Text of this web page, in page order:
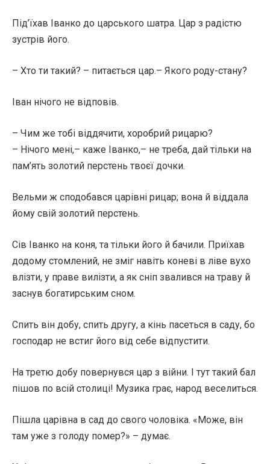
Під’їхав Іванко до царського шатра. Цар з радістю
зустрів його.
– Хто ти такий? – питається цар.– Якого роду-стану?
Іван нічого не відповів.
– Чим же тобі віддячити, хоробрий рицарю?
– Нічого мені,– каже Іванко,– не треба, дай тільки на
пам’ять золотий перстень твоєї дочки.
Вельми ж сподобався царівні рицар; вона й віддала
йому свій золотий перстень.
Сів Іванко на коня, та тільки його й бачили. Приїхав
додому стомлений, не зміг навіть коневі в ліве вухо
влізти, у праве вилізти, а як сніп звалився на траву й
заснув богатирським сном.
Спить він добу, спить другу, а кінь пасеться в саду, бо
господар не встиг його від себе відпустити.
На третю добу повернувся цар з війни. І тут такий бал
пішов по всій столиці! Музика грає, народ веселиться.
Пішла царівна в сад до свого чоловіка. «Може, він
там уже з голоду помер?» – думає.